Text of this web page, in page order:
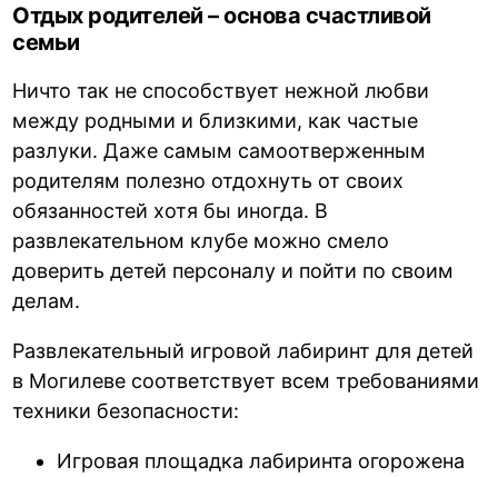
Отдых родителей – основа счастливой
семьи
Ничто так не способствует нежной любви
между родными и близкими, как частые
разлуки. Даже самым самоотверженным
родителям полезно отдохнуть от своих
обязанностей хотя бы иногда. В
развлекательном клубе можно смело
доверить детей персоналу и пойти по своим
делам.
Развлекательный игровой лабиринт для детей
в Могилеве соответствует всем требованиями
техники безопасности:
Игровая площадка лабиринта огорожена